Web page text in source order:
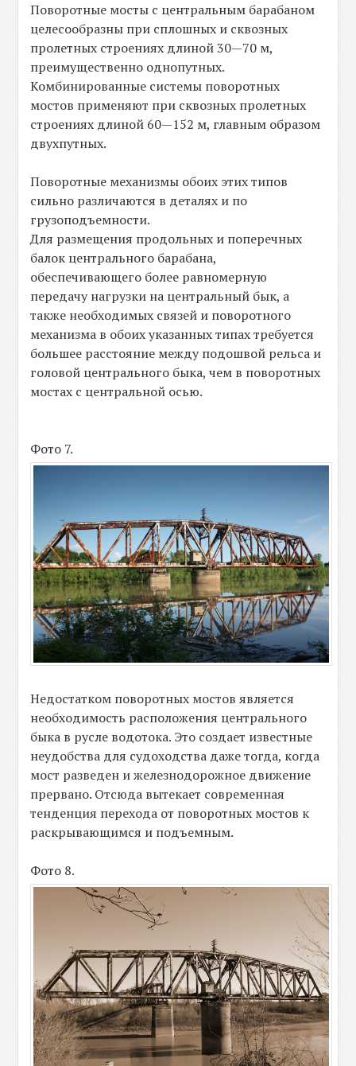
Поворотные мосты с центральным барабаном
целесообразны при сплошных и сквозных
пролетных строениях длиной 30—70 м,
преимущественно однопутных.
Комбинированные системы поворотных
мостов применяют при сквозных пролетных
строениях длиной 60—152 м, главным образом
двухпутных.
Поворотные механизмы обоих этих типов
сильно различаются в деталях и по
грузоподъемности.
Для размещения продольных и поперечных
балок центрального барабана,
обеспечивающего более равномерную
передачу нагрузки на центральный бык, а
также необходимых связей и поворотного
механизма в обоих указанных типах требуется
большее расстояние между подошвой рельса и
головой центрального быка, чем в поворотных
мостах с центральной осью.
Фото 7.
Недостатком поворотных мостов является
необходимость расположения центрального
быка в русле водотока. Это создает известные
неудобства для судоходства даже тогда, когда
мост разведен и железнодорожное движение
прервано. Отсюда вытекает современная
тенденция перехода от поворотных мостов к
раскрывающимся и подъемным.
Фото 8.